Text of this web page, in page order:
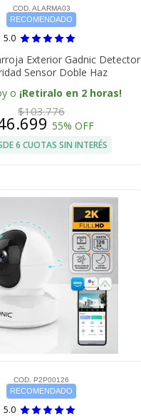
COD. ALARMA03
RECOMENDADO
5.0
Exterior Gadnic Detector
Sensor Doble Haz
o ¡Retiralo en 2 horas!
$103.776
55% OFF
6 CUOTAS SIN INTERÉS
COD. P2P00126
RECOMENDADO
5.0